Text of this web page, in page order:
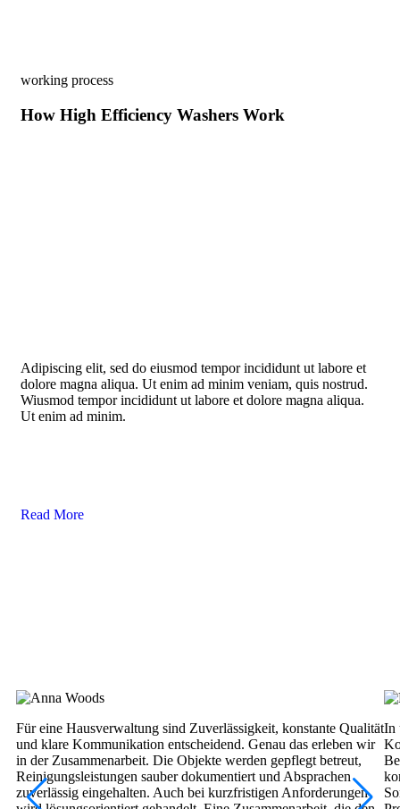
working process
How High Efficiency Washers Work
Adipiscing elit, sed do eiusmod tempor incididunt ut labore et
dolore magna aliqua. Ut enim ad minim veniam, quis nostrud.
Wiusmod tempor incididunt ut labore et dolore magna aliqua.
Ut enim ad minim.
Read More
Für eine Hausverwaltung sind Zuverlässigkeit, konstante Qualität
und klare Kommunikation entscheidend. Genau das erleben wir
in der Zusammenarbeit. Die Objekte werden gepflegt betreut,
Reinigungsleistungen sauber dokumentiert und Absprachen
zuverlässig eingehalten. Auch bei kurzfristigen Anforderungen
In